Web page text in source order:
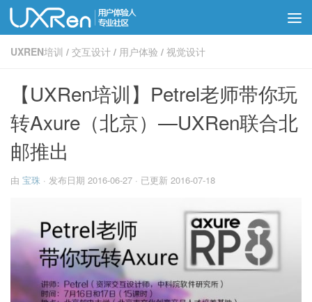
UXREN培训 / 交互设计 / 用户体验 / 视觉设计
【UXRen培训】Petrel老师带你玩
转Axure（北京）—UXRen联合北
邮推出
由 宝珠 · 发布日期 2016-06-27 · 已更新 2016-07-18